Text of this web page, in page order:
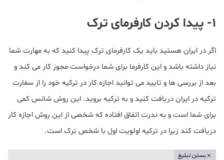
۱- پیدا کردن کارفرمای ترک
اگر در ایران هستید باید یک کارفرمای ترک پیدا کنید که به مهارت شما
نیاز داشته باشد و این کارفرما برای شما درخواست مجوز کار می کند و
بعد از بررسی ها و تایید می توانید اجازه کار در ترکیه خود را از سفارت
ترکیه در ایران دریافت کنید و به ترکیه بروید. این روش شانس کمی
برای شما است و به ندرت اتفاق افتاده که شخصی از این روش اجازه کار
دریافت کند زیرا در ترکیه اولویت اول با شخص ترک است.
بستن تبلیغ